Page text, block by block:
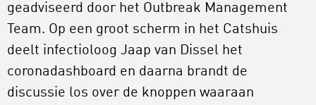
geadviseerd door het Outbreak Management
Team. Op een groot scherm in het Catshuis
deelt infectioloog Jaap van Dissel het
coronadashboard en daarna brandt de
discussie los over de knoppen waaraan